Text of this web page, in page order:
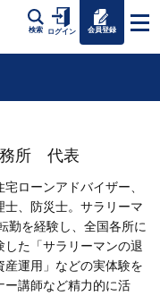
検索 ログイン 会員登録
務所 代表
ローンアドバイザー、
、防災士。サラリーマ
勤を経験し、全国各所に
した「サラリーマンの退
運用」などの実体験を
ー講師など精力的に活